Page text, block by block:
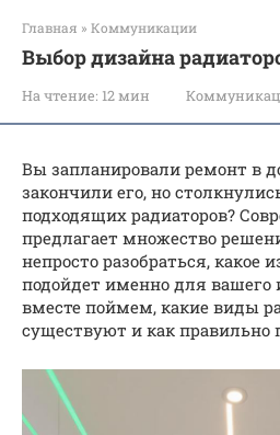
Главная » Коммуникации
Выбор дизайна
На чтение: 12 мин
Вы запланировали ремонт в
закончили его, но
подходящих радиаторов?
предлагает множество
непросто разобраться, какое
подойдет именно для вашего
вместе поймем, какие виды
существуют и как правильно